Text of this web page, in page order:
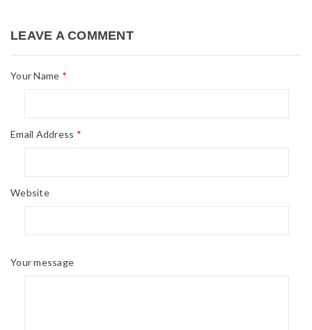
LEAVE A COMMENT
Your Name *
Email Address *
Website
Your message